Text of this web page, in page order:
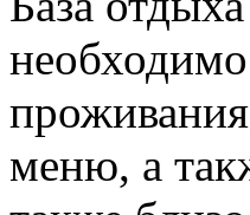
меню, а